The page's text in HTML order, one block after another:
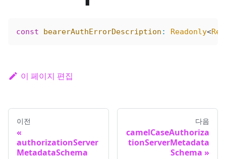
const bearerAuthErrorDescription : Readonly<
이 페이지 편집
이전
authorizationServer
MetadataSchema
다음
camelCaseAuthoriza
tionServerMetadata
Schema